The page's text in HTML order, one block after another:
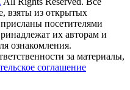
взяты из открытых
посетителями
их авторам и
ознакомления.
за материалы,
соглашение